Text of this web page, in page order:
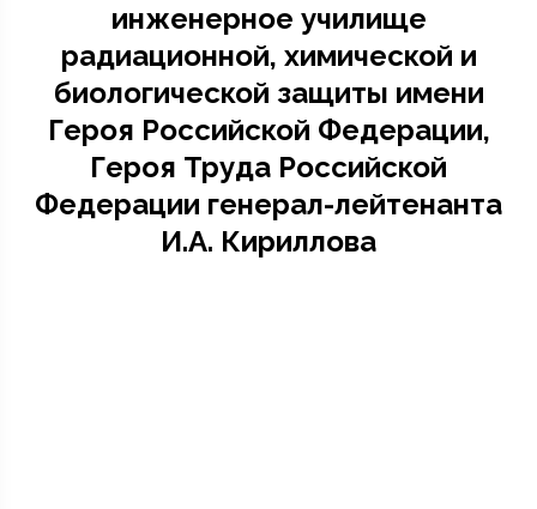
инженерное училище
радиационной, химической и
биологической защиты имени
Героя Российской Федерации,
Героя Труда Российской
Федерации генерал-лейтенанта
И.А. Кириллова